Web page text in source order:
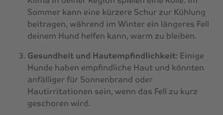
Sommer kann eine kürzere Schur zur Kühlung
beitragen, während im Winter ein längeres Fell
deinem Hund helfen kann, warm zu bleiben.
Gesundheit und Hautempfindlichkeit: Einige
Hunde haben empfindliche Haut und könnten
anfälliger für Sonnenbrand oder
Hautirritationen sein, wenn das Fell zu kurz
geschoren wird.